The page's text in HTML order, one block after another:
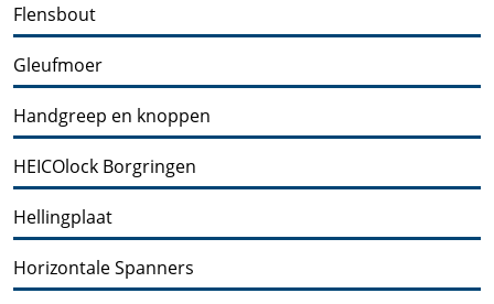
Flensbout
Gleufmoer
Handgreep en knoppen
HEICOlock Borgringen
Hellingplaat
Horizontale Spanners